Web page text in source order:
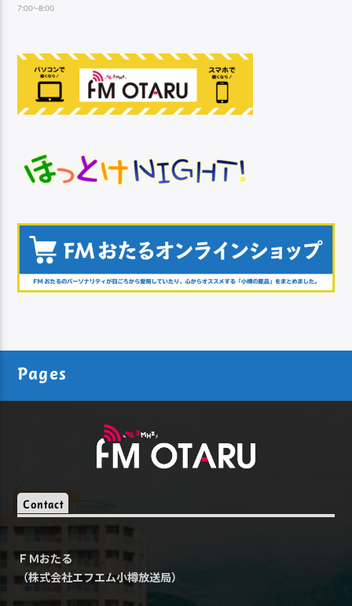
7:00~8:00
Pages
Contact
ＦＭおたる
（株式会社エフエム小樽放送局）